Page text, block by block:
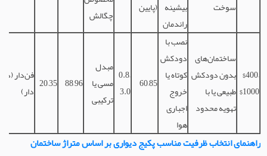
چگالش
پایین) بیشینه
راندمان
سوخت
فن‌دار
دار) 20–35 88–96
مبدل
مسی یا
ترکیبی
0.8–
3.0 60–85
نصب با
دودکش
کوتاه یا
خروج
اجباری
هوا
ساختمان‌های
بدون دودکش
طبیعی یا با
تهویه محدود
$400–
$1000
راهنمای انتخاب ظرفیت مناسب پکیج دیواری بر اساس متراژ ساختمان